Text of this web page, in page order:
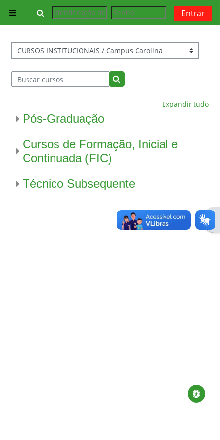
Ir para o conteúdo principal
Painel lateral
Alternar entrada de pesquisa Entrar
Categorias de Cursos
Buscar cursos
Buscar cursos
Expandir tudo
Pós-Graduação
Cursos de Formação, Inicial e
Continuada (FIC)
Técnico Subsequente